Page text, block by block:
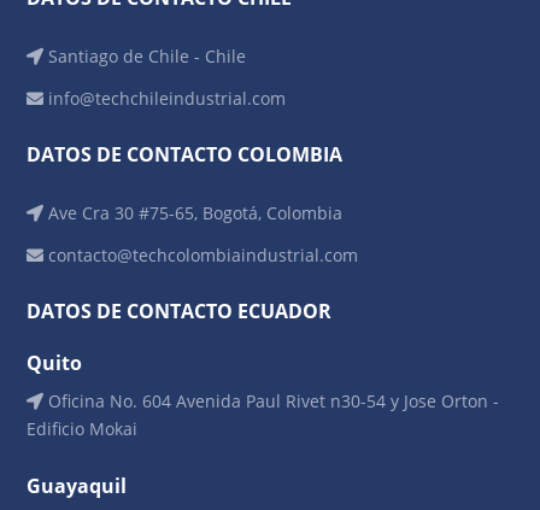
Santiago de Chile - Chile
info@techchileindustrial.com
DATOS DE CONTACTO COLOMBIA
Ave Cra 30 #75-65, Bogotá, Colombia
contacto@techcolombiaindustrial.com
DATOS DE CONTACTO ECUADOR
Quito
Oficina No. 604 Avenida Paul Rivet n30-54 y Jose Orton -
Edificio Mokai
Guayaquil